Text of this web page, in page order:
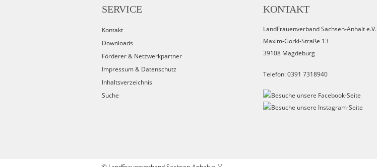
SERVICE
Kontakt
Downloads
Förderer & Netzwerkpartner
Impressum & Datenschutz
Inhaltsverzeichnis
Suche
KONTAKT
LandFrauenverband Sachsen-Anhalt e.V.
Maxim-Gorki-Straße 13
39108 Magdeburg
Telefon: 0391 7318940